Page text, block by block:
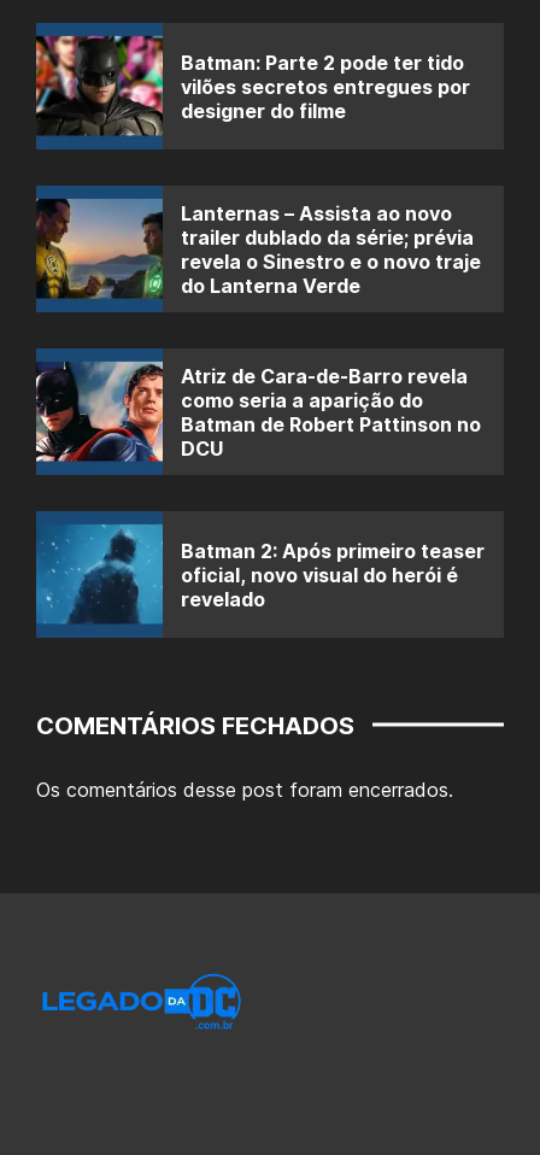
Batman: Parte 2 pode ter tido
vilões secretos entregues por
designer do filme
Lanternas – Assista ao novo
trailer dublado da série; prévia
revela o Sinestro e o novo traje
do Lanterna Verde
Atriz de Cara-de-Barro revela
como seria a aparição do
Batman de Robert Pattinson no
DCU
Batman 2: Após primeiro teaser
oficial, novo visual do herói é
revelado
COMENTÁRIOS FECHADOS
Os comentários desse post foram encerrados.